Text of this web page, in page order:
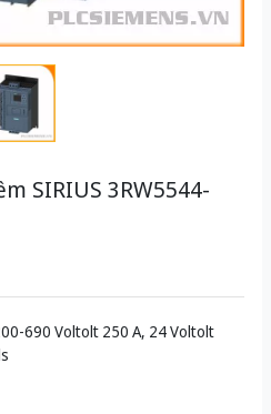
SIRIUS 3RW5544-
690 Voltolt 250 A, 24 Voltolt